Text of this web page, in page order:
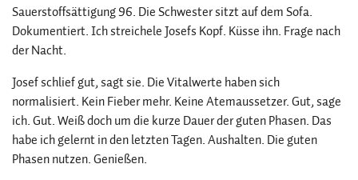
Sauerstoffsättigung 96. Die Schwester sitzt auf dem Sofa.
Dokumentiert. Ich streichele Josefs Kopf. Küsse ihn. Frage nach
der Nacht.
Josef schlief gut, sagt sie. Die Vitalwerte haben sich
normalisiert. Kein Fieber mehr. Keine Atemaussetzer. Gut, sage
ich. Gut. Weiß doch um die kurze Dauer der guten Phasen. Das
habe ich gelernt in den letzten Tagen. Aushalten. Die guten
Phasen nutzen. Genießen.